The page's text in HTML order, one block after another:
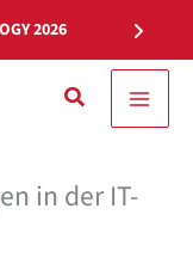
2026
Suche
in der IT-